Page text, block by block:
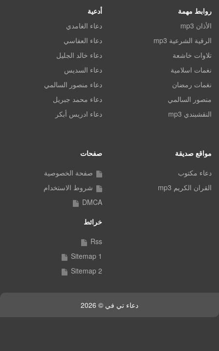
روابط مهمة
الأذان mp3
الرقية الشرعية mp3
تلاوات خاشعة
نغمات اسلامية
نغمات رمضان
منصور السالمي
النقشبندي mp3
أدعية
دعاء الغامدي
دعاء العفاسي
دعاء خالد الجليل
دعاء السديس
دعاء منصور السالمي
دعاء محمد جبريل
دعاء ادريس أبكر
مواقع صديقة
دعاء مكتوب
القران الكريم mp3
صفحات
صفحة الخصوصية
شروط الاستخدام
DMCA
خرائط
Rss
Sitemap 1
Sitemap 2
دعاء تي في © 2026